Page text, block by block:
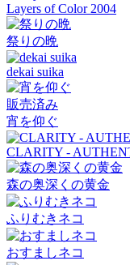
Layers of Color 2004
祭りの晩
dekai suika
販売済み
宵を仰ぐ
CLARITY -
森の奥深くの黄金
ふりむきネコ
おすましネコ